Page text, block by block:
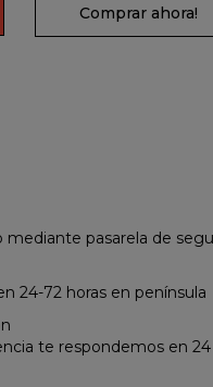
Comprar ahora!
mediante pasarela de
24-72 horas en península
te respondemos en 24